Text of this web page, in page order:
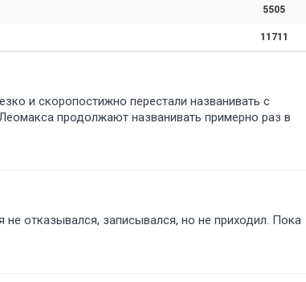
5505
11711
и скоропостижно перестали названивать с
продолжают названивать примерно раз в
отказывался, записывался, но не приходил. Пока